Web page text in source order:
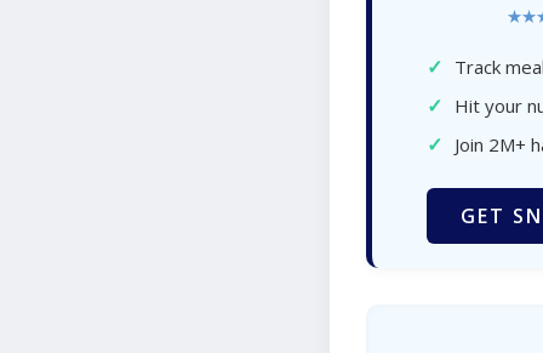
✓ Track
✓ Hit your
✓ Join 2M+
GET